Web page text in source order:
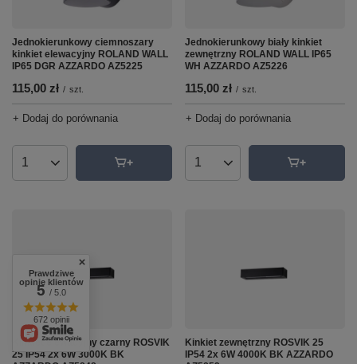
Jednokierunkowy ciemnoszary
kinkiet elewacyjny ROLAND WALL
IP65 DGR AZZARDO AZ5225
115,00 zł / szt.
+ Dodaj do porównania
Ilość produktów
Jednokierunkowy biały kinkiet
zewnętrzny ROLAND WALL IP65
WH AZZARDO AZ5226
115,00 zł / szt.
+ Dodaj do porównania
Ilość produktów
Kinkiet elewacyjny czarny ROSVIK
25 IP54 2x 6W 3000K BK
Kinkiet zewnętrzny ROSVIK 25
IP54 2x 6W 4000K BK AZZARDO
Prawdziwe
opinie klientów
5/ 5.0
672 opinii